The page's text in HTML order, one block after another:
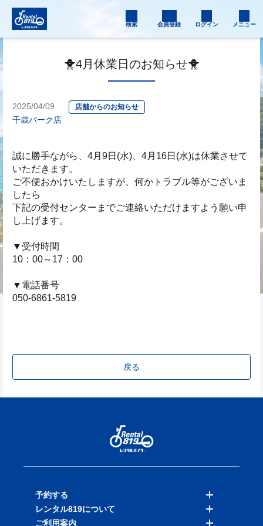
検索 会員登録 ログイン メニュー
🐥4月休業日のお知らせ🐥
2025/04/09 店舗からのお知らせ
千歳パーク店
誠に勝手ながら、4月9日(水)、4月16日(水)は休業させて
いただきます。
ご不便おかけいたしますが、何かトラブル等がございま
したら
下記の受付センターまでご連絡いただけますよう願い申
し上げます。
▼受付時間
10：00～17：00
▼電話番号
050-6861-5819
戻る
予約する
バイクを探す
レンタル819について
ご利用案内